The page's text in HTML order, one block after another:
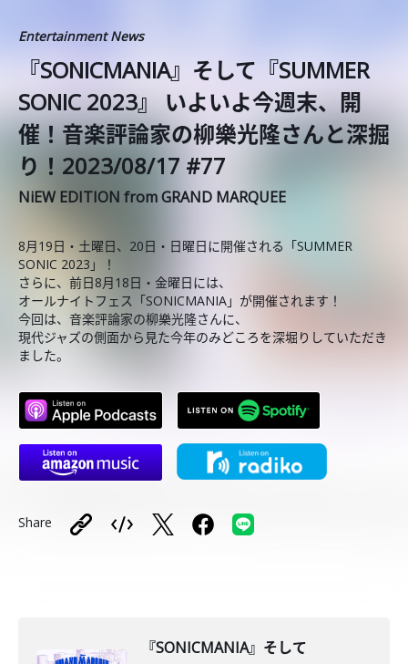
Entertainment News
『SONICMANIA』そして『SUMMER
SONIC 2023』 いよいよ今週末、開
催！音楽評論家の柳樂光隆さんと深掘
り！2023/08/17 #77
NiEW EDITION from GRAND MARQUEE
8月19日・土曜日、20日・日曜日に開催される「SUMMER
SONIC 2023」！
さらに、前日8月18日・金曜日には、
オールナイトフェス「SONICMANIA」が開催されます！
今回は、音楽評論家の柳樂光隆さんに、
現代ジャズの側面から見た今年のみどころを深堀りしていただき
ました。
Share
『SONICMANIA』そして